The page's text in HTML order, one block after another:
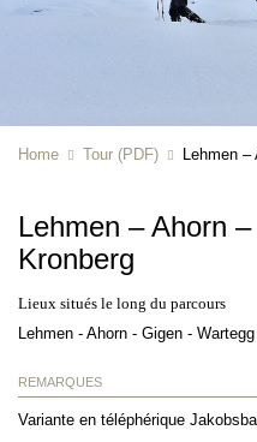
Home Tour (PDF) Lehmen –
Lehmen – Ahorn
Kronberg
Lieux situés le long du parcours
Lehmen - Ahorn - Gigen -
REMARQUES
Variante en téléphérique